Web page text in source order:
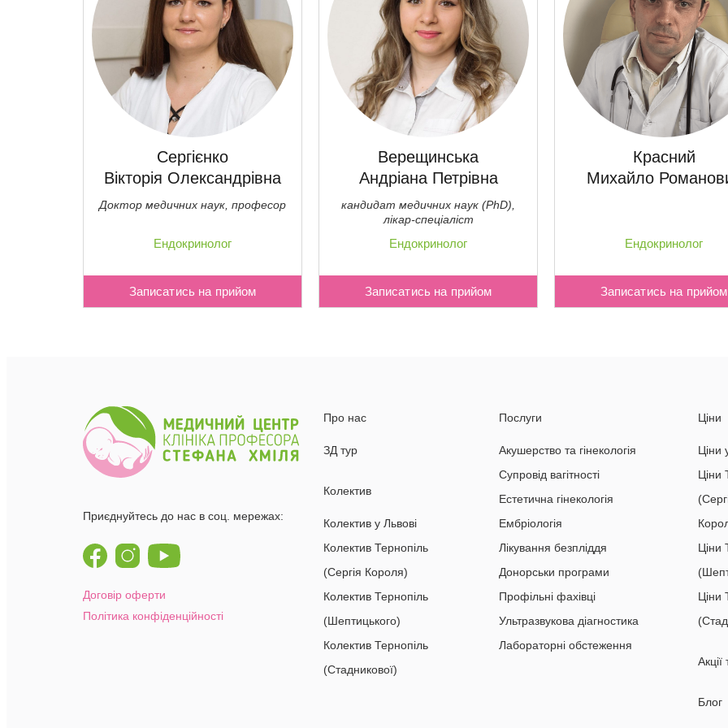
Сергієнко
Вікторія Олександрівна
Доктор медичних наук, професор
Ендокринолог
Записатись на прийом
Верещинська
Андріана Петрівна
кандидат медичних наук (PhD),
лікар-спеціаліст
Ендокринолог
Записатись на прийом
Красний
Михайло
Ендокринолог
Записатись на прийом
Приєднуйтесь до нас в соц. мережах:
Договір оферти
Політика конфіденційності
Про нас
ЗД тур
Колектив
Колектив у Львові
Колектив Тернопіль
(Сергія Короля)
Колектив Тернопіль
(Шептицького)
Колектив Тернопіль
(Стадникової)
Послуги
Акушерство та гінекологія
Супровід вагітності
Естетична гінекологія
Ембріологія
Лікування безпліддя
Донорськи програми
Профільні фахівці
Ультразвукова діагностика
Лабораторні обстеження
Ціни
Ціни
Ціни
Ціни
Ціни
Блог